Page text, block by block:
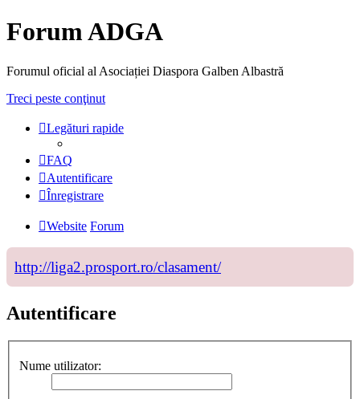
Forum ADGA
Forumul oficial al Asociației Diaspora Galben Albastră
Treci peste conţinut
Legături rapide
FAQ
Autentificare
Înregistrare
Website Forum
http://liga2.prosport.ro/clasament/
Autentificare
Nume utilizator: